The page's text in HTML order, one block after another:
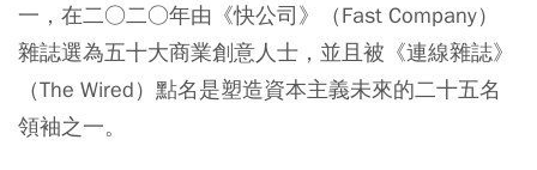
一，在二○二○年由《快公司》（Fast Company）
雜誌選為五十大商業創意人士，並且被《連線雜誌》
（The Wired）點名是塑造資本主義未來的二十五名
領袖之一。